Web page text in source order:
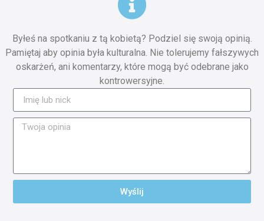
Byłeś na spotkaniu z tą kobietą? Podziel się swoją opinią.
Pamiętaj aby opinia była kulturalna. Nie tolerujemy fałszywych
oskarżeń, ani komentarzy, które mogą być odebrane jako
kontrowersyjne.
Wyślij